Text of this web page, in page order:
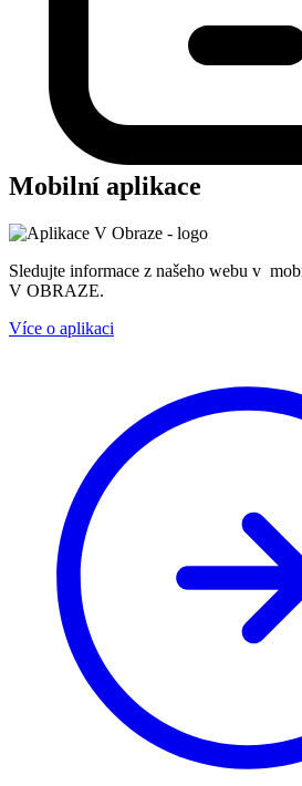
Mobilní aplikace
Sledujte informace z našeho webu v
V OBRAZE.
Více o aplikaci